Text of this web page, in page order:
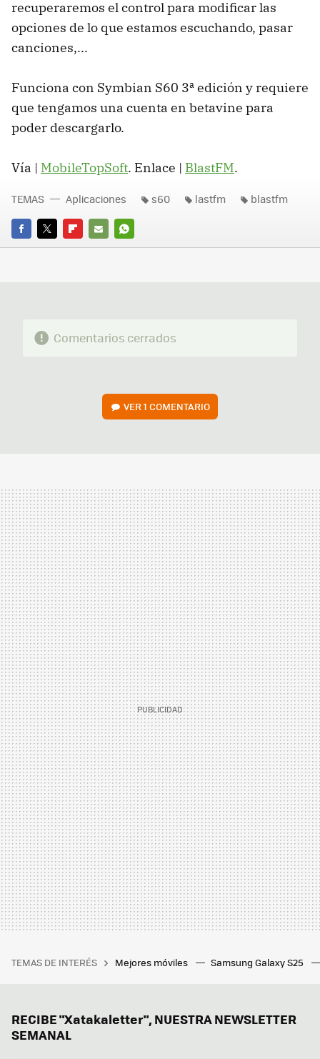
recuperaremos el control para modificar las
opciones de lo que estamos escuchando, pasar
canciones,...
Funciona con Symbian S60 3ª edición y requiere
que tengamos una cuenta en betavine para
poder descargarlo.
Vía | MobileTopSoft. Enlace | BlastFM.
FACEBOOK
TWITTERFLIPBOARD
E-
WHATSAPP
TEMAS Aplicaciones s60 lastfm blastfm
Comentarios cerrados
VER1 COMENTARIO
TEMAS DE INTERÉS Mejores móviles Samsung Galaxy S25
RECIBE "Xatakaletter", NUESTRA NEWSLETTER
SEMANAL